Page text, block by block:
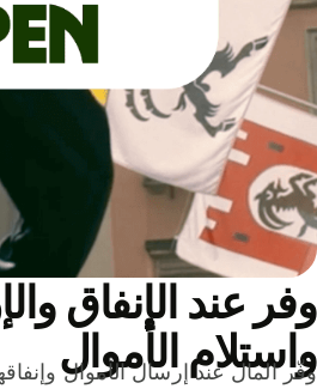
عند الإنفاق
الأموال